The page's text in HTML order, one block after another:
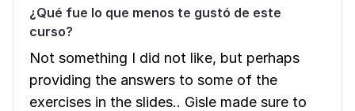
¿Qué fue lo que menos te gustó de este
curso?
Not something I did not like, but perhaps
providing the answers to some of the
exercises in the slides.. Gisle made sure to